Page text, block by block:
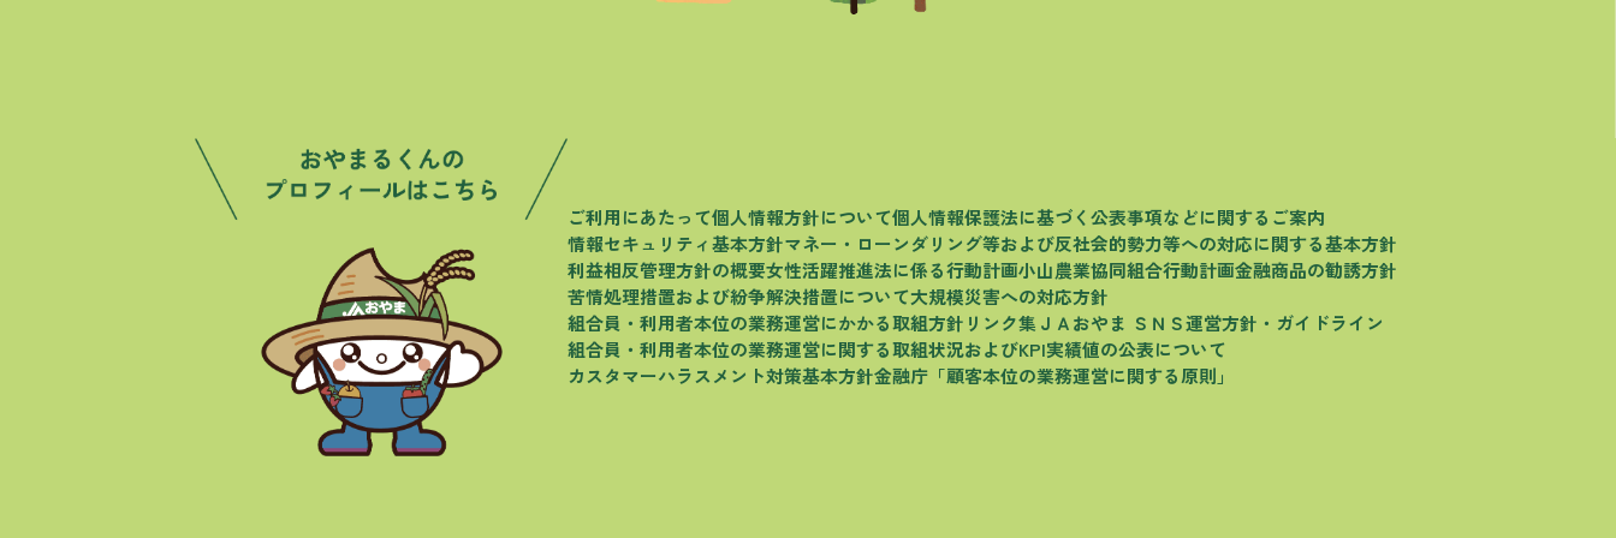
ご利用にあたって個人情報方針について個人情報保護法に基づく公表事項などに関するご案内
情報セキュリティ基本方針マネー・ローンダリング等および反社会的勢力等への対応に関する基本方針
利益相反管理方針の概要女性活躍推進法に係る行動計画小山農業協同組合行動計画金融商品の勧誘方針
苦情処理措置および紛争解決措置について大規模災害への対応方針
組合員・利用者本位の業務運営にかかる取組方針 リンク集 ＪＡおやま ＳＮＳ運営方針・ガイドライン
組合員・利用者本位の業務運営に関する取組状況およびKPI実績値の公表について
カスタマーハラスメント対策基本方針金融庁「顧客本位の業務運営に関する原則」